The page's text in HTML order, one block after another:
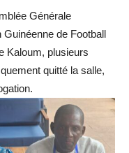
Générale
de Football
Kaloum, plusieurs
quitté la salle,